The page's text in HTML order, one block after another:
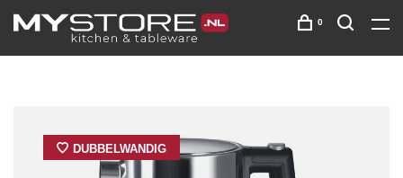
0
DUBBELWANDIG